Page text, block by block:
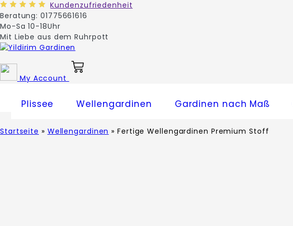
Zum
Inhalt
springen
Kundenzufriedenheit
Beratung: 01775661616
Mo-Sa 10-18Uhr
Mit Liebe aus dem Ruhrpott
My Account
Plissee Wellengardinen Gardinen nach Maß
Startseite » Wellengardinen » Fertige Wellengardinen Premium Stoff